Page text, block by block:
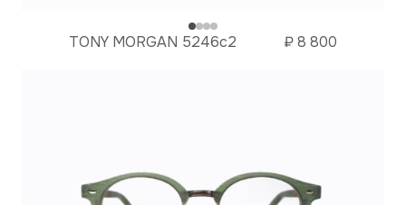
TONY MORGAN 5246c2 ₽8 800